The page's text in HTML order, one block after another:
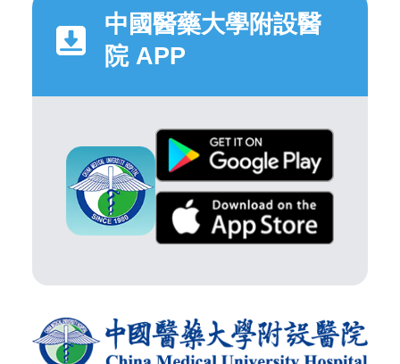
中國醫藥大學附設醫
院 APP